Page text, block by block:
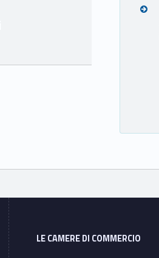
LE CAMERE DI COMMERCIO